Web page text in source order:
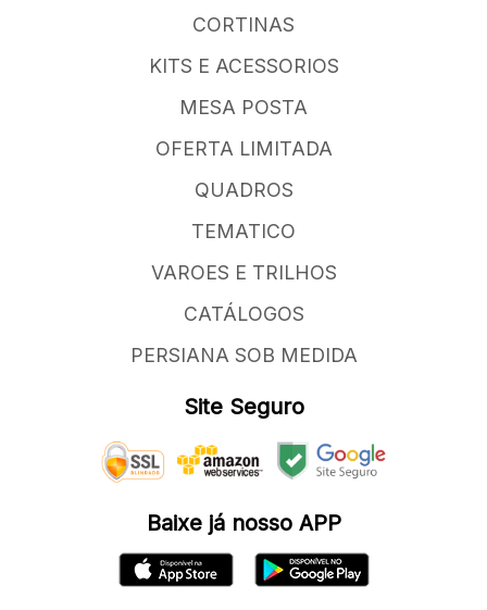
CORTINAS
KITS E ACESSORIOS
MESA POSTA
OFERTA LIMITADA
QUADROS
TEMATICO
VAROES E TRILHOS
CATÁLOGOS
PERSIANA SOB MEDIDA
Site Seguro
Baixe já nosso APP